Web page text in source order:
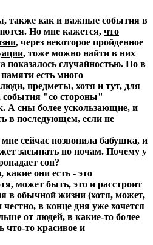
также как и важные события в
Но мне кажется, что
, через некоторое пройденное
, тоже можно найти в них
показалось случайностью. Но в
есть много
предметы, хотя и тут, для
события "со стороны"
А сны более ускользающие, и
в последующем, если не
сейчас позвонила бабушка, и
засыпать по ночам. Почему у
сон?
они есть - это
может быть, это и расстроит
в обычной жизни (хотя, может,
в конце дня уже хочется
от людей, в какие-то более
что-то красивое и